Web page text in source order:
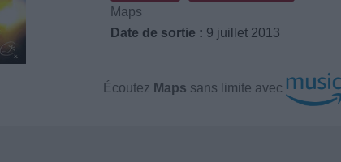
Maps
Date de sortie : 9 juillet 2013
Écoutez Maps sans limite avec